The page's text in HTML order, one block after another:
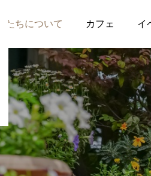
私たちについて カフェ イ